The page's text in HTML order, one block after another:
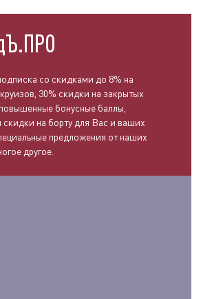
со скидками до 8% на
30% скидки на закрытых
бонусные баллы,
скидки на борту для Вас и ваших
предложения от наших
другое.